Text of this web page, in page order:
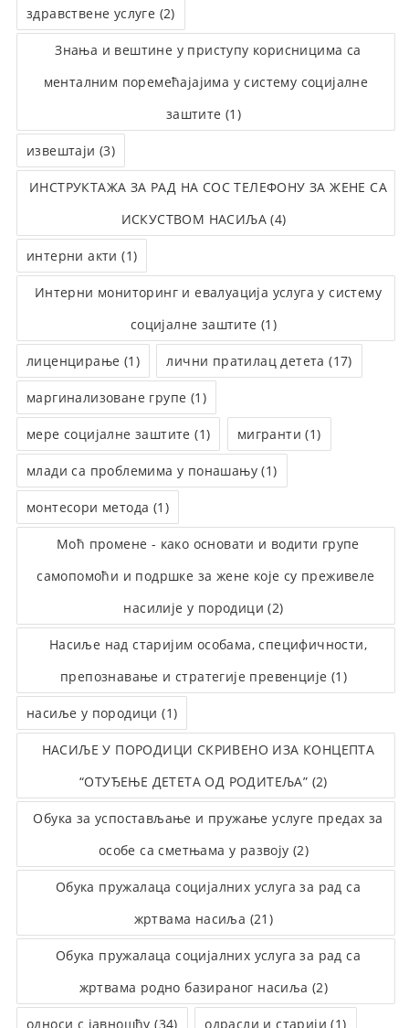
здравствене услуге (2)
Знања и вештине у приступу корисницима са
менталним поремећајајима у систему социјалне
заштите (1)
извештаји (3)
ИНСТРУКТАЖА ЗА РАД НА СОС ТЕЛЕФОНУ ЗА ЖЕНЕ СА
ИСКУСТВОМ НАСИЉА (4)
интерни акти (1)
Интерни мониторинг и евалуација услуга у систему
социјалне заштите (1)
лиценцирање (1) лични пратилац детета (17)
маргинализоване групе (1)
мере социјалне заштите (1) мигранти (1)
млади са проблемима у понашању (1)
монтесори метода (1)
Моћ промене - како основати и водити групе
самопомоћи и подршке за жене које су преживеле
насилије у породици (2)
Насиље над старијим особама, специфичности,
препознавање и стратегије превенције (1)
насиље у породици (1)
НАСИЉЕ У ПОРОДИЦИ СКРИВЕНО ИЗА КОНЦЕПТА
“ОТУЂЕЊЕ ДЕТЕТА ОД РОДИТЕЉА” (2)
Обука за успостављање и пружање услуге предах за
особе са сметњама у развоју (2)
Обука пружалаца социјалних услуга за рад са
жртвама насиља (21)
Обука пружалаца социјалних услуга за рад са
жртвама родно базираног насиља (2)
односи с јавношћу (34) одрасли и старији (1)